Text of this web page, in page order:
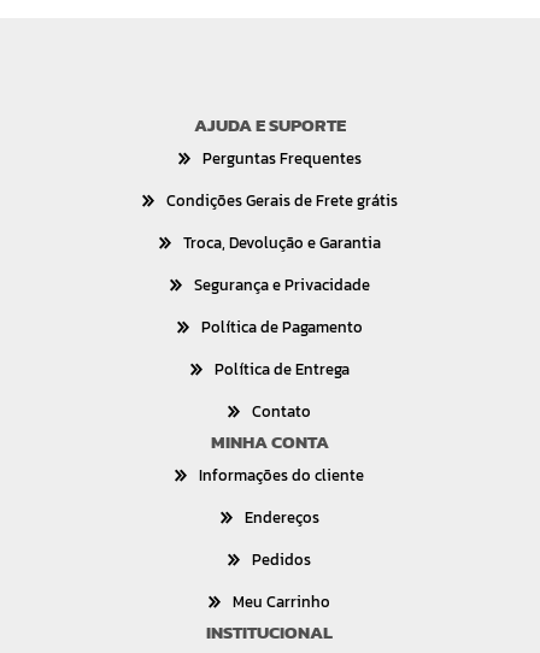
AJUDA E SUPORTE
Perguntas Frequentes
Condições Gerais de Frete grátis
Troca, Devolução e Garantia
Segurança e Privacidade
Política de Pagamento
Política de Entrega
Contato
MINHA CONTA
Informações do cliente
Endereços
Pedidos
Meu Carrinho
INSTITUCIONAL